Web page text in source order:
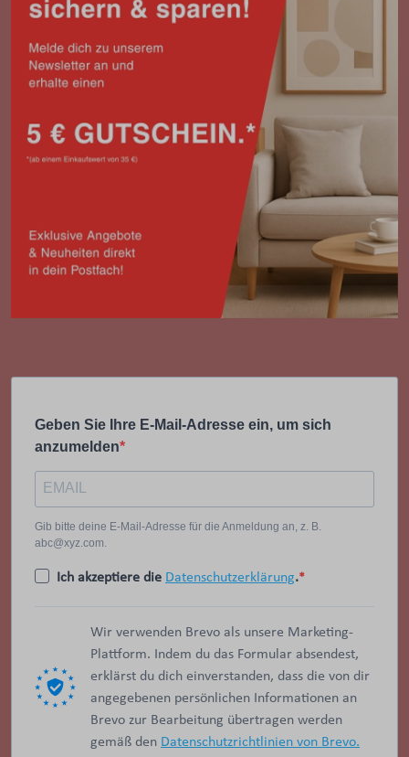
Geben Sie Ihre E-Mail-Adresse ein, um sich
anzumelden
Gib bitte deine E-Mail-Adresse für die Anmeldung an, z. B.
abc@xyz.com.
Ich akzeptiere die Datenschutzerklärung.
Wir verwenden Brevo als unsere Marketing-
Plattform. Indem du das Formular absendest,
erklärst du dich einverstanden, dass die von dir
angegebenen persönlichen Informationen an
Brevo zur Bearbeitung übertragen werden
gemäß den Datenschutzrichtlinien von Brevo.